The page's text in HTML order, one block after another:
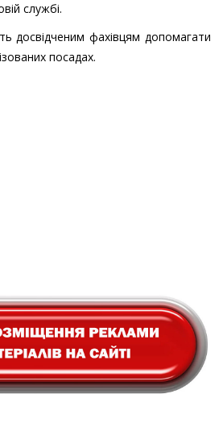
службі.
досвідченим фахівцям допомагати
посадах.